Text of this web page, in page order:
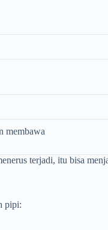
membawa
terjadi, itu bisa
pipi: